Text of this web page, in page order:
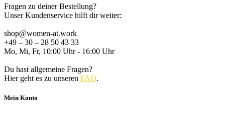
Fragen zu deiner Bestellung?
Unser Kundenservice hilft dir weiter:
shop@women-at.work
+49 – 30 – 28 50 43 33
Mo, Mi, Fr, 10:00 Uhr - 16:00 Uhr
Du hast allgemeine Fragen?
Hier geht es zu unseren FAQ.
Mein Konto